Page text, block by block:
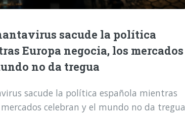
sacude la política
Europa negocia, los mercados
no da tregua
sacude la política española mientras
celebran y el mundo no da tregua